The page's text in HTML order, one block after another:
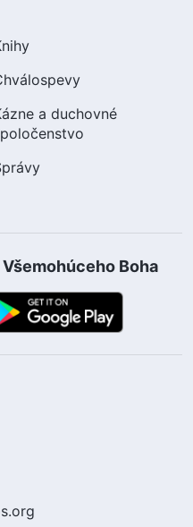
a duchovné
Boha